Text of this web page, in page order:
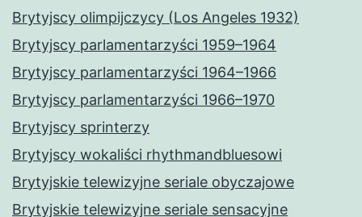
Brytyjscy olimpijczycy (Los Angeles 1932)
Brytyjscy parlamentarzyści 1959–1964
Brytyjscy parlamentarzyści 1964–1966
Brytyjscy parlamentarzyści 1966–1970
Brytyjscy sprinterzy
Brytyjscy wokaliści rhythmandbluesowi
Brytyjskie telewizyjne seriale obyczajowe
Brytyjskie telewizyjne seriale sensacyjne